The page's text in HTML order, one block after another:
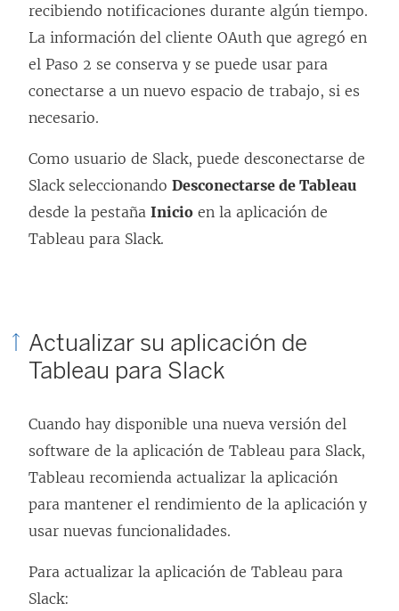
recibiendo notificaciones durante algún tiempo.
La información del cliente OAuth que agregó en
el Paso 2 se conserva y se puede usar para
conectarse a un nuevo espacio de trabajo, si es
necesario.
Como usuario de Slack, puede desconectarse de
Slack seleccionando Desconectarse de Tableau
desde la pestaña Inicio en la aplicación de
Tableau para Slack.
Actualizar su aplicación de
Tableau para Slack
Cuando hay disponible una nueva versión del
software de la aplicación de Tableau para Slack,
Tableau recomienda actualizar la aplicación
para mantener el rendimiento de la aplicación y
usar nuevas funcionalidades.
Para actualizar la aplicación de Tableau para
Slack: